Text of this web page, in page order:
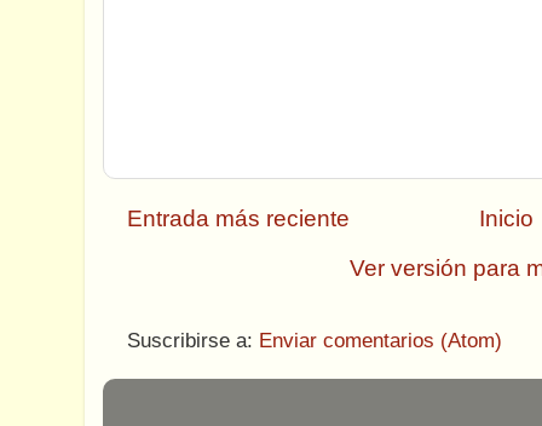
Entrada más reciente
Inicio
Ver versión para
Suscribirse a: Enviar comentarios (Atom)